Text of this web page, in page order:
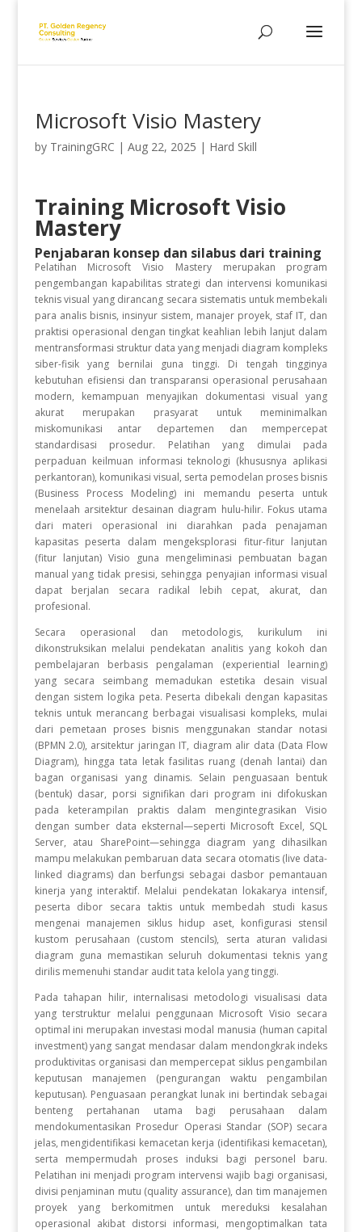
Microsoft Visio Mastery
by TrainingGRC | Aug 22, 2025 | Hard Skill
Training Microsoft Visio
Mastery
Penjabaran konsep dan silabus dari training
Pelatihan Microsoft Visio Mastery merupakan program
pengembangan kapabilitas strategi dan intervensi komunikasi
teknis visual yang dirancang secara sistematis untuk membekali
para analis bisnis, insinyur sistem, manajer proyek, staf IT, dan
praktisi operasional dengan tingkat keahlian lebih lanjut dalam
mentransformasi struktur data yang menjadi diagram kompleks
siber-fisik yang bernilai guna tinggi. Di tengah tingginya
kebutuhan efisiensi dan transparansi operasional perusahaan
modern, kemampuan menyajikan dokumentasi visual yang
akurat merupakan prasyarat untuk meminimalkan
miskomunikasi antar departemen dan mempercepat
standardisasi prosedur. Pelatihan yang dimulai pada
perpaduan keilmuan informasi teknologi (khususnya aplikasi
perkantoran), komunikasi visual, serta pemodelan proses bisnis
(Business Process Modeling) ini memandu peserta untuk
menelaah arsitektur desainan diagram hulu-hilir. Fokus utama
dari materi operasional ini diarahkan pada penajaman
kapasitas peserta dalam mengeksplorasi fitur-fitur lanjutan
(fitur lanjutan) Visio guna mengeliminasi pembuatan bagan
manual yang tidak presisi, sehingga penyajian informasi visual
dapat berjalan secara radikal lebih cepat, akurat, dan
profesional.
Secara operasional dan metodologis, kurikulum ini
dikonstruksikan melalui pendekatan analitis yang kokoh dan
pembelajaran berbasis pengalaman (experiential learning)
yang secara seimbang memadukan estetika desain visual
dengan sistem logika peta. Peserta dibekali dengan kapasitas
teknis untuk merancang berbagai visualisasi kompleks, mulai
dari pemetaan proses bisnis menggunakan standar notasi
(BPMN 2.0), arsitektur jaringan IT, diagram alir data (Data Flow
Diagram), hingga tata letak fasilitas ruang (denah lantai) dan
bagan organisasi yang dinamis. Selain penguasaan bentuk
(bentuk) dasar, porsi signifikan dari program ini difokuskan
pada keterampilan praktis dalam mengintegrasikan Visio
dengan sumber data eksternal—seperti Microsoft Excel, SQL
Server, atau SharePoint—sehingga diagram yang dihasilkan
mampu melakukan pembaruan data secara otomatis (live data-
linked diagrams) dan berfungsi sebagai dasbor pemantauan
kinerja yang interaktif. Melalui pendekatan lokakarya intensif,
peserta dibor secara taktis untuk membedah studi kasus
mengenai manajemen siklus hidup aset, konfigurasi stensil
kustom perusahaan (custom stencils), serta aturan validasi
diagram guna memastikan seluruh dokumentasi teknis yang
dirilis memenuhi standar audit tata kelola yang tinggi.
Pada tahapan hilir, internalisasi metodologi visualisasi data
yang terstruktur melalui penggunaan Microsoft Visio secara
optimal ini merupakan investasi modal manusia (human capital
investment) yang sangat mendasar dalam mendongkrak indeks
produktivitas organisasi dan mempercepat siklus pengambilan
keputusan manajemen (pengurangan waktu pengambilan
keputusan). Penguasaan perangkat lunak ini bertindak sebagai
benteng pertahanan utama bagi perusahaan dalam
mendokumentasikan Prosedur Operasi Standar (SOP) secara
jelas, mengidentifikasi kemacetan kerja (identifikasi kemacetan),
serta mempermudah proses induksi bagi personel baru.
Pelatihan ini menjadi program intervensi wajib bagi organisasi,
divisi penjaminan mutu (quality assurance), dan tim manajemen
proyek yang berkomitmen untuk mereduksi kesalahan
operasional akibat distorsi informasi, mengoptimalkan tata